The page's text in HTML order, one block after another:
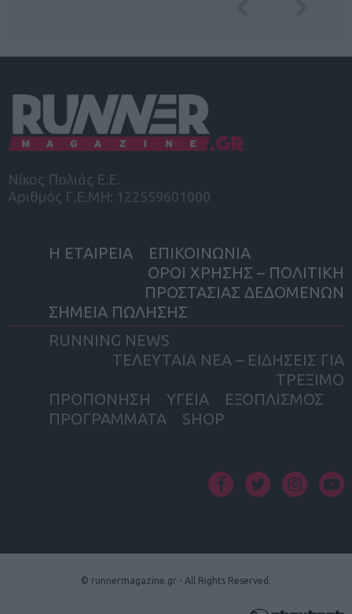
Νίκος Πολιάς Ε.Ε.
Αριθμός Γ.Ε.ΜΗ: 122559601000
Η ΕΤΑΙΡΕΙΑ
ΕΠΙΚΟΙΝΩΝΙΑ
ΟΡΟΙ ΧΡΗΣΗΣ – ΠΟΛΙΤΙΚΗ
ΠΡΟΣΤΑΣΙΑΣ ΔΕΔΟΜΕΝΩΝ
ΣΗΜΕΙΑ ΠΩΛΗΣΗΣ
RUNNING NEWS
ΤΕΛΕΥΤΑΙΑ ΝΕΑ – ΕΙΔΗΣΕΙΣ ΓΙΑ
ΤΡΕΞΙΜΟ
ΠΡΟΠΟΝΗΣΗ
ΥΓΕΙΑ
ΕΞΟΠΛΙΣΜΟΣ
ΠΡΟΓΡΑΜΜΑΤΑ
SHOP
© runnermagazine.gr - All Rights Reserved.